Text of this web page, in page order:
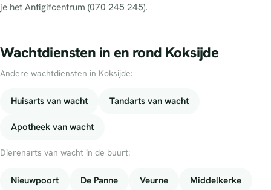
je het Antigifcentrum (070 245 245).
Wachtdiensten in en rond Koksijde
Andere wachtdiensten in Koksijde:
Huisarts van wacht Tandarts van wacht
Apotheek van wacht
Dierenarts van wacht in de buurt:
Nieuwpoort De Panne Veurne Middelkerke